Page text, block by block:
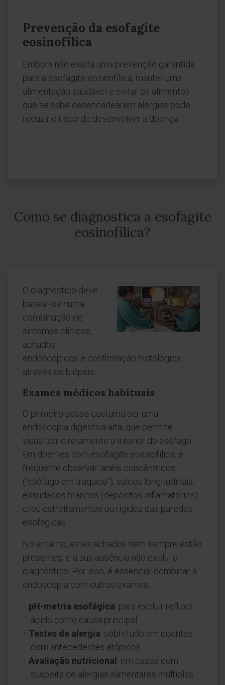
Prevenção da esofagite
eosinofílica
Embora não exista uma prevenção garantida
para a esofagite eosinofílica, manter uma
alimentação saudável e evitar os alimentos
que se sabe desencadearem alergias pode
reduzir o risco de desenvolver a doença.
Como se diagnostica a esofagite
eosinofílica?
O diagnóstico deve
basear-se numa
combinação de
sintomas clínicos,
achados
endoscópicos e confirmação histológica
através de biópsia.
Exames médicos habituais
O primeiro passo costuma ser uma
endoscopia digestiva alta, que permite
visualizar diretamente o interior do esófago.
Em doentes com esofagite eosinofílica, é
frequente observar: anéis concêntricos
(“esófago em traqueia”), sulcos longitudinais,
exsudados brancos (depósitos inflamatórios)
e/ou estreitamentos ou rigidez das paredes
esofágicas.
No entanto, estes achados nem sempre estão
presentes, e a sua ausência não exclui o
diagnóstico. Por isso, é essencial combinar a
endoscopia com outros exames:
pH-metria esofágica: para excluir refluxo
ácido como causa principal.
Testes de alergia: sobretudo em doentes
com antecedentes atópicos.
Avaliação nutricional : em casos com
suspeita de alergias alimentares múltiplas.